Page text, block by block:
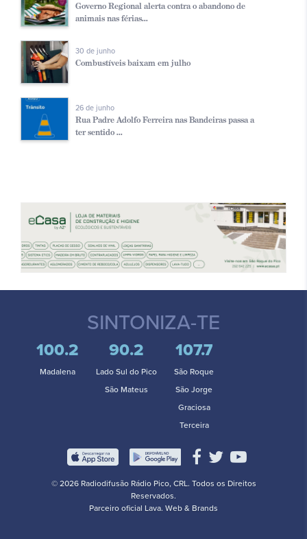
Governo Regional alerta contra o abandono de
animais nas férias...
30 de junho
Combustíveis baixam em julho
26 de junho
Rua Padre Adolfo Ferreira nas Bandeiras passa a
ter sentido ...
SINTONIZA-TE
100.2
Madalena
90.2
Lado Sul do Pico
São Mateus
107.7
São Roque
São Jorge
Graciosa
Terceira
© 2026 Radiodifusão Rádio Pico, CRL. Todos os Direitos
Reservados.
Parceiro oficial Lava. Web & Brands